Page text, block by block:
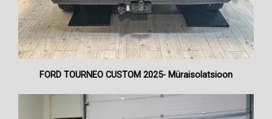
FORD TOURNEO CUSTOM 2025- Müraisolatsioon